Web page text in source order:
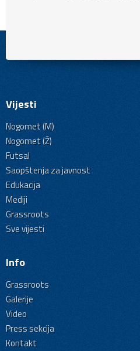
Vijesti
Nogomet (M)
Nogomet (Ž)
Futsal
Saopštenja za javnost
Edukacija
Mediji
Grassroots
Sve vijesti
Info
Grassroots
Galerije
Video
Press sekcija
Kontakt